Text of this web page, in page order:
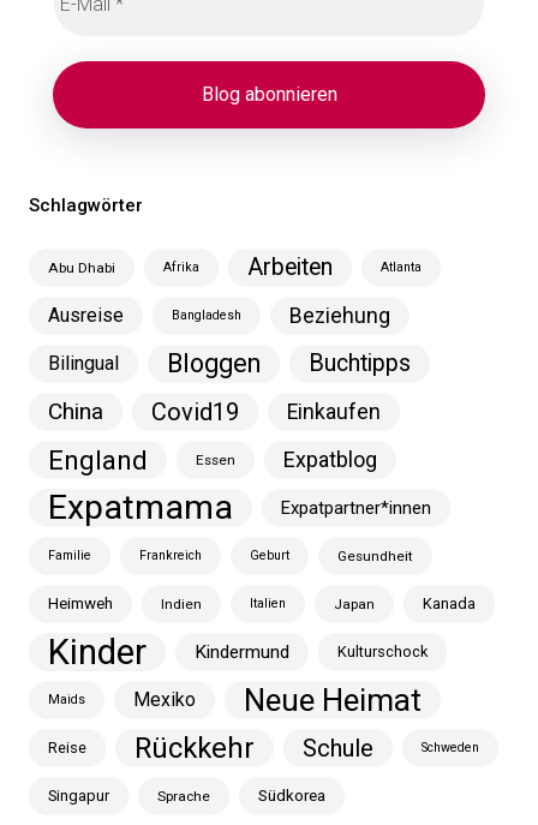
Schlagwörter
Abu Dhabi Afrika Arbeiten Atlanta
Ausreise Bangladesh Beziehung
Bilingual Bloggen
Buchtipps
China
Covid19 Einkaufen
England Essen Expatblog
Expatmama Expatpartner*innen
Familie Frankreich Geburt Gesundheit
Heimweh Indien Italien Japan Kanada
Kinder Kindermund Kulturschock
Maids Mexiko Neue Heimat
Reise Rückkehr Schule Schweden
Singapur Sprache Südkorea